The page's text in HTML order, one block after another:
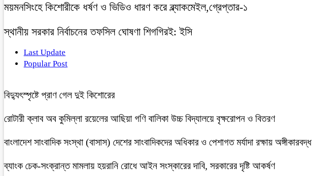
ময়মনসিংহে কিশোরীকে ধর্ষণ ও ভিডিও ধারণ করে ব্ল্যাকমেইল,গ্রেপ্তার-১
স্থানীয় সরকার নির্বাচনের তফসিল ঘোষণা শিগগিরই: ইসি
Last Update
Popular Post
বিদ্যুৎস্পৃষ্টে প্রাণ গেল দুই কিশোরের
রোটারী ক্লাব অব কুমিল্লা রয়েলের আছিয়া গণি বালিকা উচ্চ বিদ্যালয়ে বৃক্ষরোপন ও বিতরণ
বাংলাদেশ সাংবাদিক সংস্থা (বাসাস) দেশের সাংবাদিকদের অধিকার ও পেশাগত মর্যাদা রক্ষায় অঙ্গীকারবদ্ধ
ব্যাংক চেক-সংক্রান্ত মামলায় হয়রানি রোধে আইন সংস্কারের দাবি, সরকারের দৃষ্টি আকর্ষণ